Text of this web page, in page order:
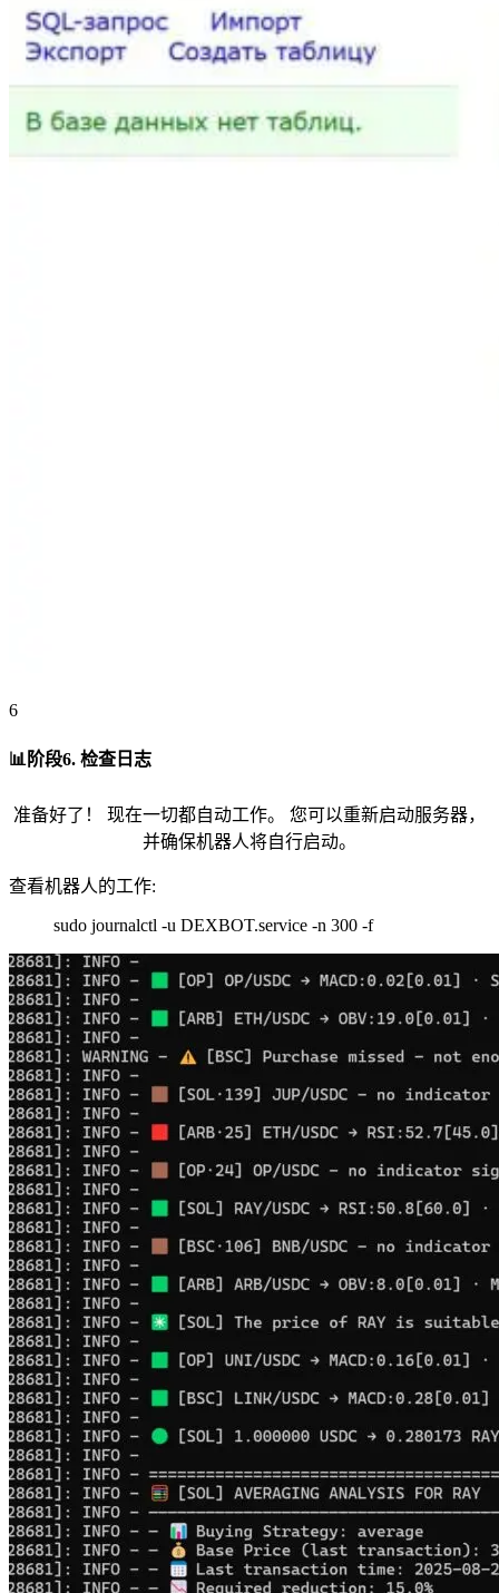
6
📊阶段6. 检查日志
准备好了！ 现在一切都自动工作。 您可以重新启动服务器，
并确保机器人将自行启动。
查看机器人的工作:
sudo journalctl -u DEXBOT.service -n 300 -f